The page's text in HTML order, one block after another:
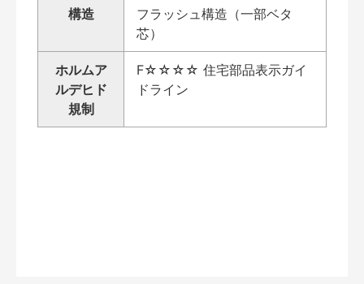
構造
フラッシュ構造（一部ベタ
芯）
ホルムア
ルデヒド
規制
F☆☆☆☆ 住宅部品表示ガイ
ドライン